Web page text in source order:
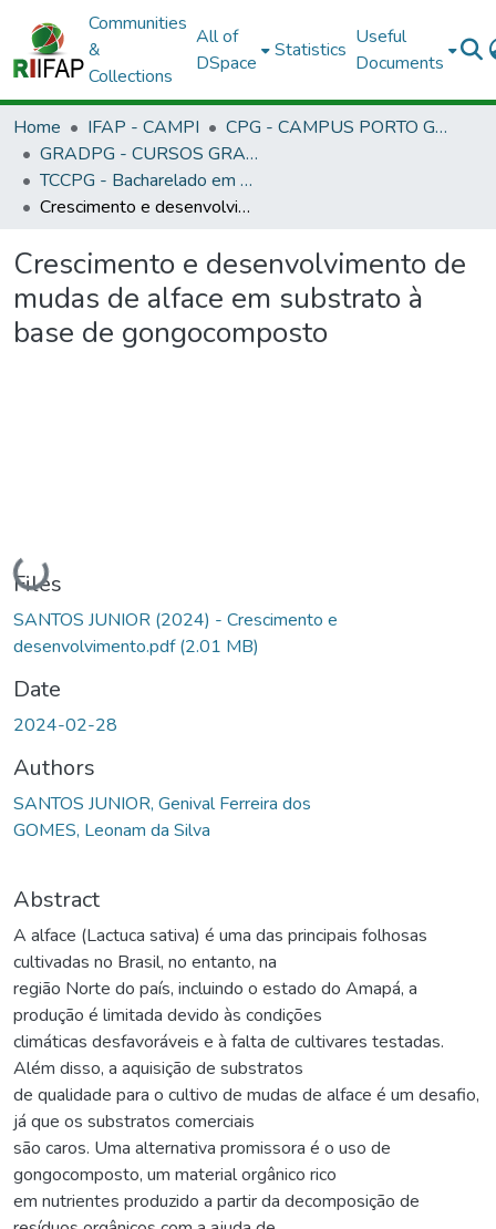
Communities
&
Collections
All of
DSpace
Statistics
Useful
Documents
Home IFAP - CAMPI
CPG - CAMPUS PORTO GRANDE
GRADPG - CURSOS GRADUAÇÃO - CAMPUS PORTO GRANDE
TCCPG - Bacharelado em Engenharia Agronômica
Crescimento e desenvolvimento de mudas de alface em substrato à base de gongocomposto
Crescimento e desenvolvimento de
mudas de alface em substrato à
base de gongocomposto
Loading...
Files
SANTOS JUNIOR (2024) - Crescimento e
desenvolvimento.pdf(2.01 MB)
Date
2024-02-28
Authors
SANTOS JUNIOR, Genival Ferreira dos
GOMES, Leonam da Silva
Abstract
A alface (Lactuca sativa) é uma das principais folhosas
cultivadas no Brasil, no entanto, na
região Norte do país, incluindo o estado do Amapá, a
produção é limitada devido às condições
climáticas desfavoráveis e à falta de cultivares testadas.
Além disso, a aquisição de substratos
de qualidade para o cultivo de mudas de alface é um desafio,
já que os substratos comerciais
são caros. Uma alternativa promissora é o uso de
gongocomposto, um material orgânico rico
em nutrientes produzido a partir da decomposição de